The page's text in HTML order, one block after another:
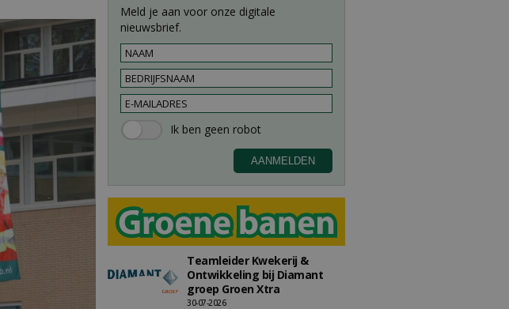
Meld je aan voor onze digitale
nieuwsbrief.
Teamleider Kwekerij &
Ontwikkeling bij Diamant
groep Groen Xtra
30-07-2026